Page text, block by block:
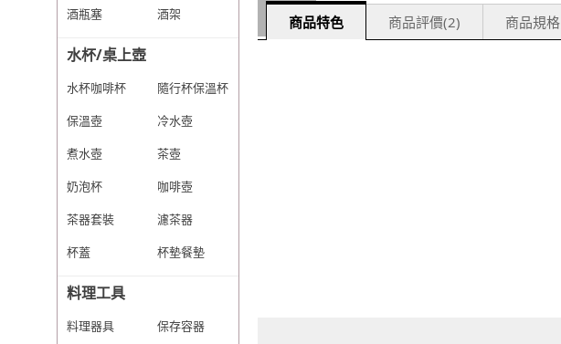
酒瓶塞
酒架
水杯/桌上壺
水杯咖啡杯
隨行杯保溫杯
保溫壺
冷水壺
煮水壺
茶壺
奶泡杯
咖啡壺
茶器套裝
濾茶器
杯蓋
杯墊餐墊
料理工具
料理器具
保存容器
商品特色 商品評價(2) 商品規格